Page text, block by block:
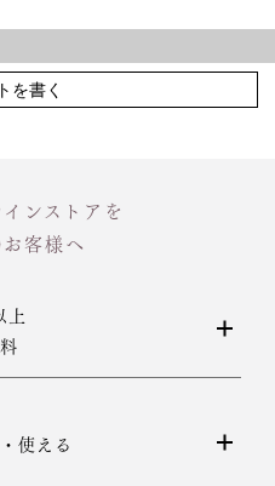
を書く
ンストアを
客様へ
上
使える